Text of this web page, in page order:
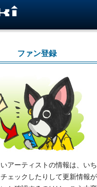
ファン登録
アーティストの情報は、い
ェックしたりして更新情報